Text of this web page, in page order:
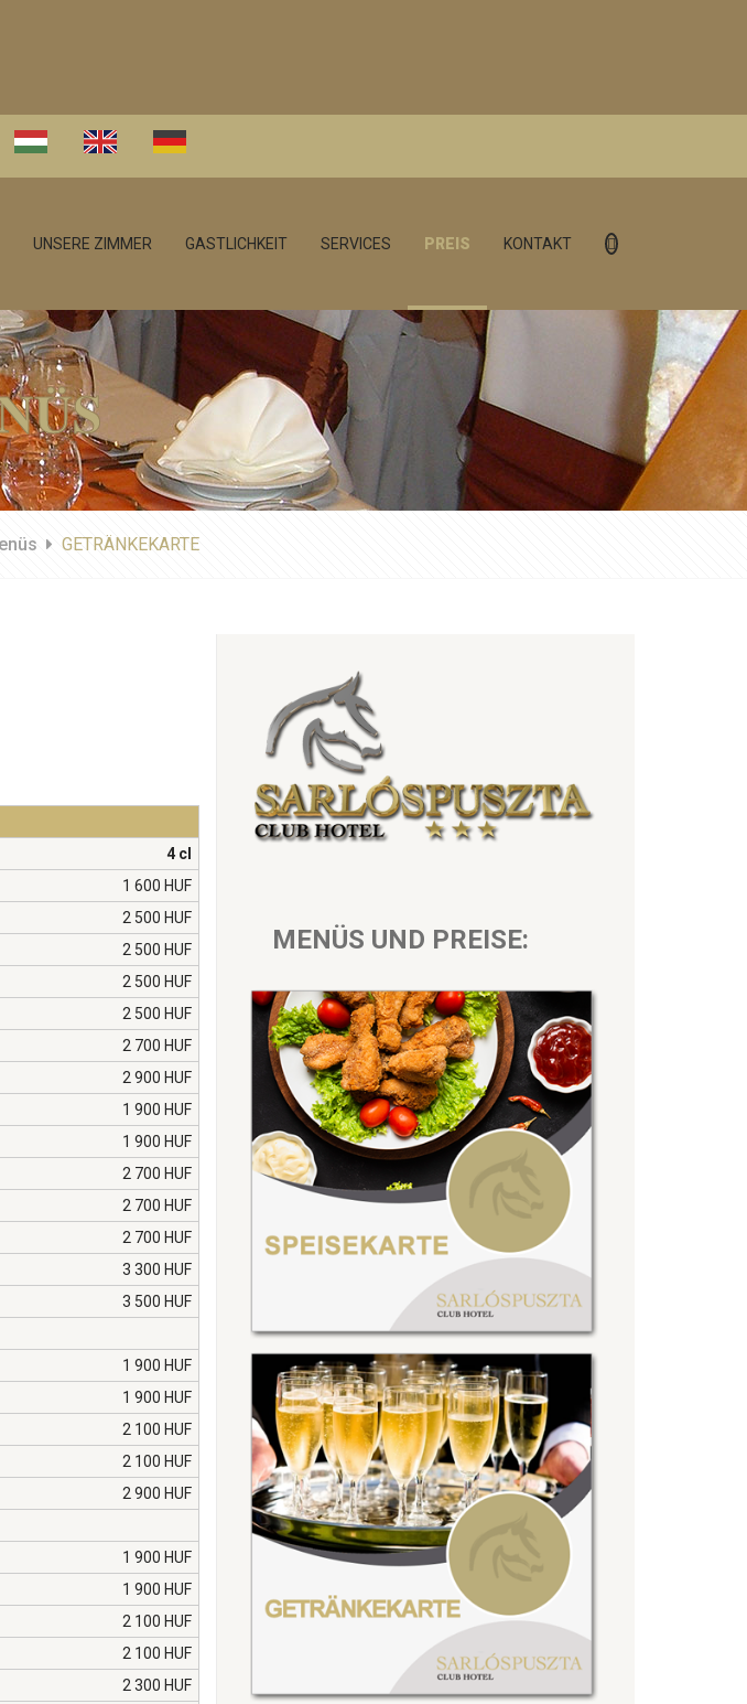
UNSERE ZIMMER GASTLICHKEIT SERVICES PREIS KONTAKT
GETRÄNKEKARTE
4 cl
1 600 HUF
2 500 HUF
2 500 HUF
2 500 HUF
2 500 HUF
2 700 HUF
2 900 HUF
1 900 HUF
1 900 HUF
2 700 HUF
2 700 HUF
2 700 HUF
3 300 HUF
3 500 HUF
1 900 HUF
1 900 HUF
2 100 HUF
2 100 HUF
2 900 HUF
1 900 HUF
1 900 HUF
2 100 HUF
2 100 HUF
2 300 HUF
MENÜS UND PREISE: